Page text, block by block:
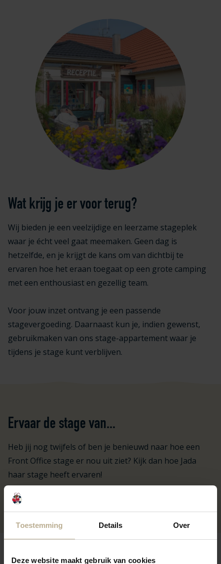
Toestemming Details Over
Deze website maakt gebruik van cookies
Wat krijg je er voor terug?
Wij bieden je een veelzijdige en leerzame stageplek
waar je écht veel gaat meemaken. Geen dag is
hetzelfde, en je krijgt de kans om van dichtbij te
ervaren hoe het eraan toegaat op een grote camping
met een enthousiast en gezellig team.
Voor jouw inzet ontvang je een passende
stagevergoeding. Daarnaast kun je, indien gewenst,
gebruikmaken van ons stage-appartement waar je
tijdens je stage kunt verblijven.
Ervaar de stage van...
Heb jij nog twijfels of ben je benieuwd naar hoe een
Front Office stage er nou uit ziet? Kijk dan hoe Jada
haar stage heeft ervaren!
Klik hier voor de ervaring van Jada!